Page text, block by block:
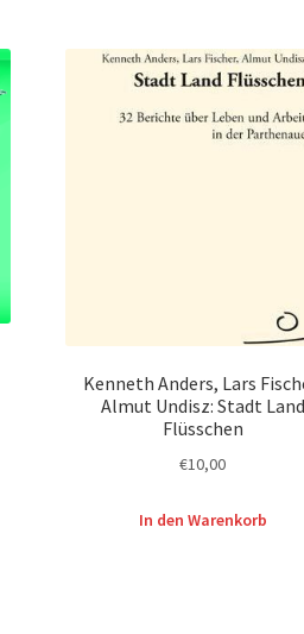
Kenneth Anders, Lars
Almut Undisz: Stadt Land
Flüsschen
€10,00
In den Warenkorb